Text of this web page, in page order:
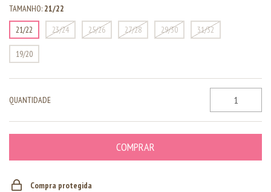
TAMANHO: 21/22
21/22
23/24 25/26 27/28 29/30 31/32
19/20
QUANTIDADE
Compra protegida